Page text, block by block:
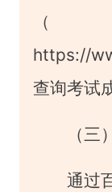
https://
查询考试
（
通过